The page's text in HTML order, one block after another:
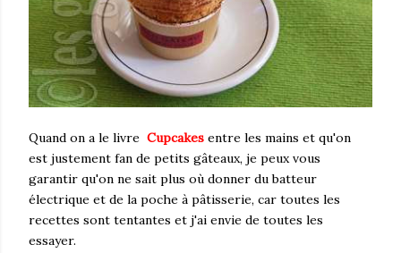
Quand on a le livre Cupcakes entre les mains et qu'on
est justement fan de petits gâteaux, je peux vous
garantir qu'on ne sait plus où donner du batteur
électrique et de la poche à pâtisserie, car toutes les
recettes sont tentantes et j'ai envie de toutes les
essayer.